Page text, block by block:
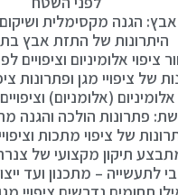
הגנה מקסימלית ושיקום
היתרונות של התזת אבץ
ציפוי אלומיניום וציפויים
של ציפויי מגן ופתרונות
אלומיניום (אלומניום)
פתרונות הולכה והגנה
של ציפוי מתכות
תיקון מקצועי של
לתעשייה – מתכנון ועד